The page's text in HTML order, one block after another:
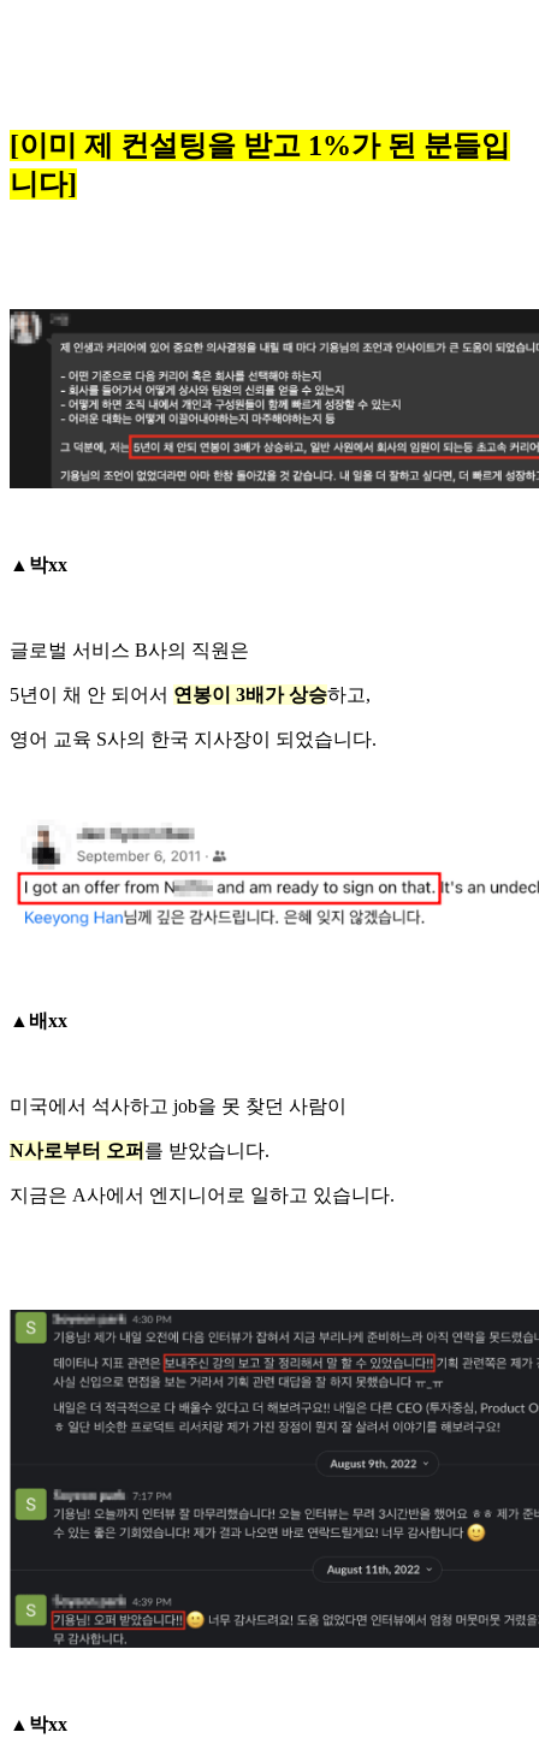
[이미 제 컨설팅을 받고 1%가 된 분들입
니다]
▲박xx
글로벌 서비스 B사의 직원은
5년이 채 안 되어서 연봉이 3배가 상승하고,
영어 교육 S사의 한국 지사장이 되었습니다.
▲배xx
미국에서 석사하고 job을 못 찾던 사람이
N사로부터 오퍼 를 받았습니다.
지금은 A사에서 엔지니어로 일하고 있습니다.
▲박xx